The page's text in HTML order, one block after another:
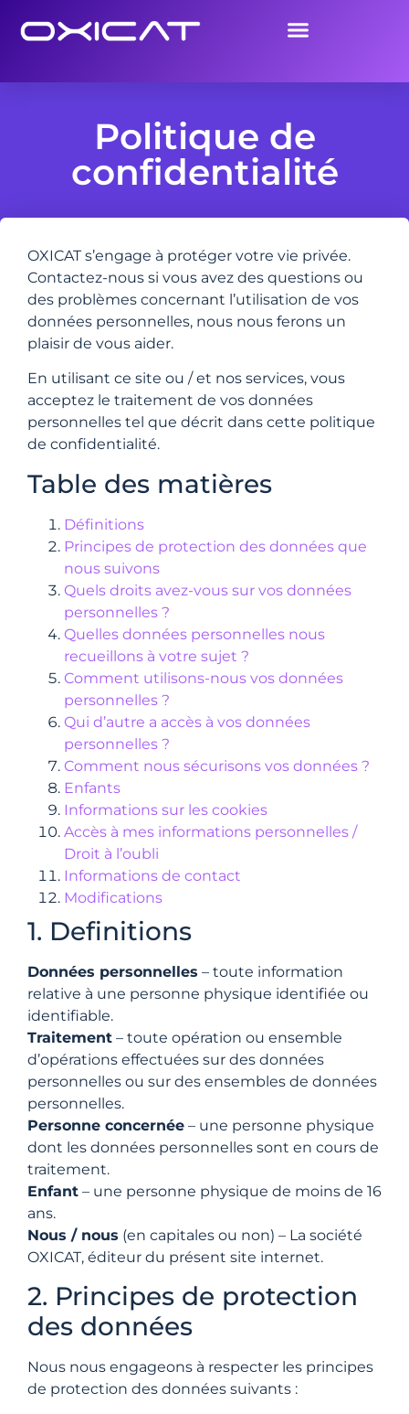
Politique de
confidentialité
OXICAT s’engage à protéger votre vie privée.
Contactez-nous si vous avez des questions ou
des problèmes concernant l’utilisation de vos
données personnelles, nous nous ferons un
plaisir de vous aider.
En utilisant ce site ou / et nos services, vous
acceptez le traitement de vos données
personnelles tel que décrit dans cette politique
de confidentialité.
Table des matières
Définitions
Principes de protection des données que
nous suivons
Quels droits avez-vous sur vos données
personnelles ?
Quelles données personnelles nous
recueillons à votre sujet ?
Comment utilisons-nous vos données
personnelles ?
Qui d’autre a accès à vos données
personnelles ?
Comment nous sécurisons vos données ?
Enfants
Informations sur les cookies
Accès à mes informations personnelles /
Droit à l’oubli
Informations de contact
Modifications
1. Definitions
Données personnelles – toute information
relative à une personne physique identifiée ou
identifiable.
Traitement – toute opération ou ensemble
d’opérations effectuées sur des données
personnelles ou sur des ensembles de données
personnelles.
Personne concernée – une personne physique
dont les données personnelles sont en cours de
traitement.
Enfant – une personne physique de moins de 16
ans.
Nous / nous (en capitales ou non) – La société
OXICAT, éditeur du présent site internet.
2. Principes de protection
des données
Nous nous engageons à respecter les principes
de protection des données suivants :